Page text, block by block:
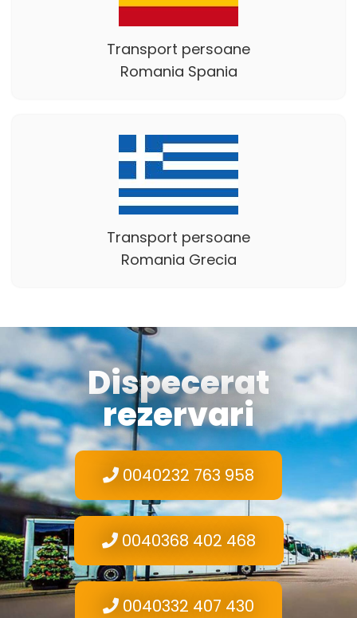
Transport persoane
Romania Spania
Transport persoane
Romania Grecia
Dispecerat
rezervari
0040232 763 958
0040368 402 468
0040332 407 430